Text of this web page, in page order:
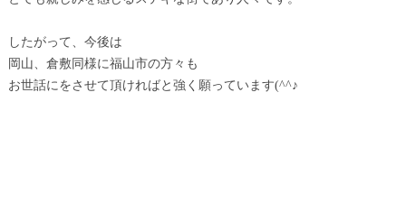
したがって、今後は
岡山、倉敷同様に福山市の方々も
お世話にをさせて頂ければと強く願っています(^^♪